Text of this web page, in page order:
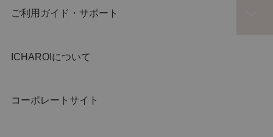
ご利用ガイド・サポート
ICHAROIについて
コーポレートサイト